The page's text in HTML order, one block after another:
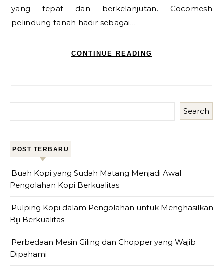
yang tepat dan berkelanjutan. Cocomesh
pelindung tanah hadir sebagai…
CONTINUE READING
Search
POST TERBARU
Buah Kopi yang Sudah Matang Menjadi Awal
Pengolahan Kopi Berkualitas
Pulping Kopi dalam Pengolahan untuk Menghasilkan
Biji Berkualitas
Perbedaan Mesin Giling dan Chopper yang Wajib
Dipahami